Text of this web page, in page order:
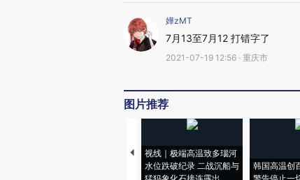
嬅zMT
7月13至7月12 打错字了
2021-07-19 12:56 · 重庆市
图片推荐
视线｜极端高温致多瑙河
水位跌破纪录 二战沉船与
韩国高温创